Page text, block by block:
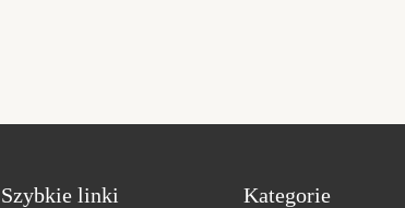
Szybkie linki Kategorie